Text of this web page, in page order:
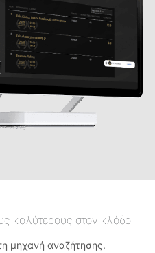
καλύτερους στον κλάδο
μηχανή αναζήτησης.